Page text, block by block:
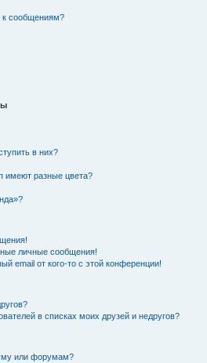
к сообщениям?
в них?
имеют разные цвета?
личные сообщения!
email от кого-то с этой конференции!
в списках моих друзей и недругов?
или форумам?